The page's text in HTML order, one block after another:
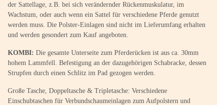
der Sattellage, z.B. bei sich verändernder Rückenmuskulatur, im
Wachstum, oder auch wenn ein Sattel für verschiedene Pferde genutzt
werden muss. Die Polster-Einlagen sind nicht im Lieferumfang erhalten
und werden gesondert zum Kauf angeboten.
KOMBI: Die gesamte Unterseite zum Pferderücken ist aus ca. 30mm
hohem Lammfell. Befestigung an der dazugehörigen Schabracke, dessen
Strupfen durch einen Schlitz im Pad gezogen werden.
Große Tasche, Doppeltasche & Tripletasche: Verschiedene
Einschubtaschen für Verbundschaumeinlagen zum Aufpolstern und